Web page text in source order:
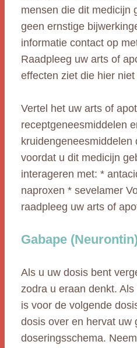
mensen die dit medicijn
geen ernstige
informatie contact op
Raadpleeg uw arts of
effecten ziet die hier
Vertel het uw arts of
receptgeneesmiddelen
kruidengeneesmiddelen
voordat u dit medicijn
interageren met: *
naproxen * sevelamer
raadpleeg uw arts of
Gabape
Als u uw dosis bent
zodra u eraan denkt.
is voor de volgende
dosis over en hervat uw
doseringsschema.